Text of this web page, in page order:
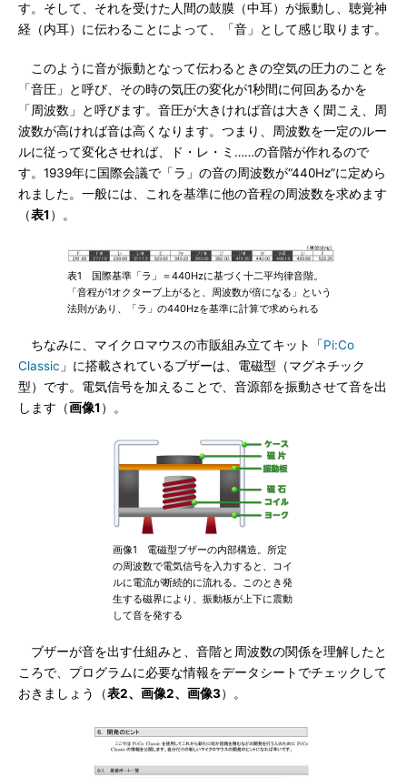
す。そして、それを受けた人間の鼓膜（中耳）が振動し、聴覚神
経（内耳）に伝わることによって、「音」として感じ取ります。
このように音が振動となって伝わるときの空気の圧力のことを
「音圧」と呼び、その時の気圧の変化が1秒間に何回あるかを
「周波数」と呼びます。音圧が大きければ音は大きく聞こえ、周
波数が高ければ音は高くなります。つまり、周波数を一定のルー
ルに従って変化させれば、ド・レ・ミ……の音階が作れるので
す。1939年に国際会議で「ラ」の音の周波数が“440Hz”に定めら
れました。一般には、これを基準に他の音程の周波数を求めます
（表1 ）。
表1 国際基準「ラ」＝440Hzに基づく十二平均律音階。
「音程が1オクターブ上がると、周波数が倍になる」という
法則があり、「ラ」の440Hzを基準に計算で求められる
ちなみに、マイクロマウスの市販組み立てキット「Pi:Co
Classic 」に搭載されているブザーは、電磁型（マグネチック
型）です。電気信号を加えることで、音源部を振動させて音を出
します（画像1 ）。
画像1 電磁型ブザーの内部構造。所定
の周波数で電気信号を入力すると、コイ
ルに電流が断続的に流れる。このとき発
生する磁界により、振動板が上下に震動
して音を発する
ブザーが音を出す仕組みと、音階と周波数の関係を理解したと
ころで、プログラムに必要な情報をデータシートでチェックして
おきましょう（表2、画像2、画像3）。